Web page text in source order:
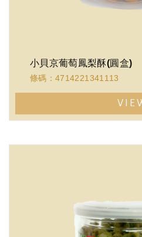
小貝京葡萄鳳梨酥(圓盒)
條碼：4714221341113